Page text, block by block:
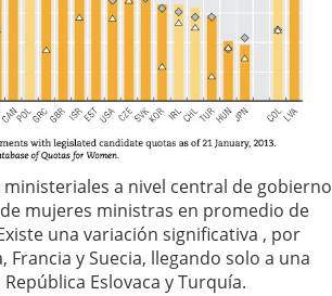
a nivel central de gobierno
mujeres ministras en promedio de
una variación significativa , por
y Suecia, llegando solo a una
Eslovaca y Turquía.